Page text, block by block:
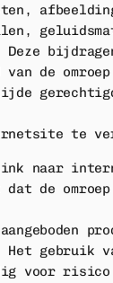
Deze
de
te
naar
de
Het gebruik
voor risico